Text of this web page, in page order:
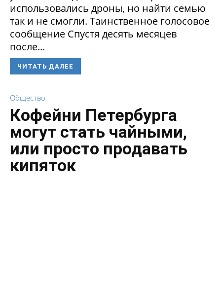
использовались дроны, но найти семью
так и не смогли. Таинственное голосовое
сообщение Спустя десять месяцев
после...
ЧИТАТЬ ДАЛЕЕ
Общество
Кофейни Петербурга
могут стать чайными,
или просто продавать
кипяток